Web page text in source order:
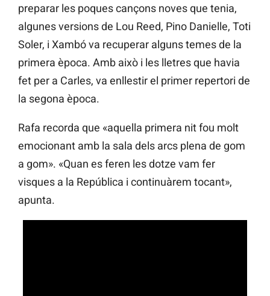
preparar les poques cançons noves que tenia,
algunes versions de Lou Reed, Pino Danielle, Toti
Soler, i Xambó va recuperar alguns temes de la
primera època. Amb això i les lletres que havia
fet per a Carles, va enllestir el primer repertori de
la segona època.
Rafa recorda que «aquella primera nit fou molt
emocionant amb la sala dels arcs plena de gom
a gom». «Quan es feren les dotze vam fer
visques a la República i continuàrem tocant»,
apunta.